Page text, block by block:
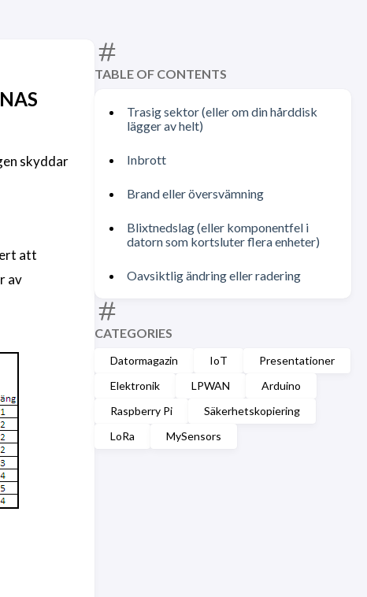
TABLE OF CONTENTS
Trasig sektor (eller om din hårddisk
lägger av helt)
Inbrott
Brand eller översvämning
Blixtnedslag (eller komponentfel i
datorn som kortsluter flera enheter)
Oavsiktlig ändring eller radering
CATEGORIES
Datormagazin IoT
Presentationer
Elektronik
LPWAN
Arduino
Raspberry Pi
Säkerhetskopiering
LoRa
MySensors
skyddar
att
av